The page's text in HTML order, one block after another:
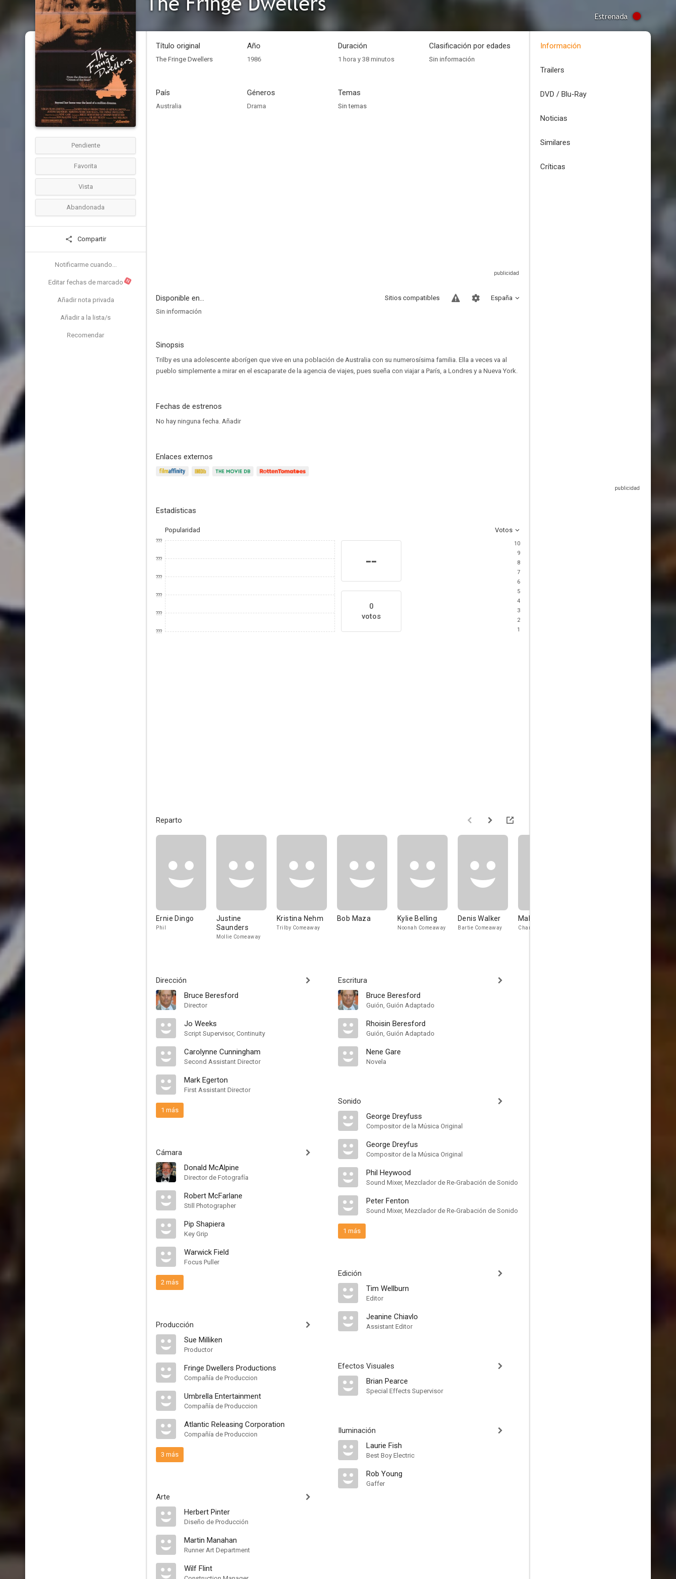
Estrenada
Pendiente
Favorita
Vista
Abandonada
Compartir
Notificarme cuando...
Editar fechas de marcado N
Añadir nota privada
Añadir a la lista/s
Recomendar
Título original
The Fringe Dwellers
Año
1986
Duración
1 hora y 38 minutos
Clasificación por edades
Sin información
País
Australia
Géneros
Drama
Temas
Sin temas
Disponible en... España
Sitios compatibles
Sin información
Sinopsis
Trilby es una adolescente aborígen que vive en una población de Australia con su numerosísima familia. Ella a veces va al
pueblo simplemente a mirar en el escaparate de la agencia de viajes, pues sueña con viajar a París, a Londres y a Nueva York.
Fechas de estrenos
No hay ninguna fecha. Añadir
Enlaces externos
Estadísticas
Popularidad Votos
???
???
???
???
???
???
--
0
votos
10
9
8
7
6
5
4
3
2
1
Reparto
Ernie Dingo
Phil
Justine
Saunders
Mollie Comeaway
Kristina Nehm
Trilby Comeaway
Bob Maza Kylie Belling
Noonah Comeaway
Denis Walker
Bartie Comeaway
Malcolm Silva
Charlie
Dirección
Bruce Beresford
Director
Jo Weeks
Script Supervisor, Continuity
Carolynne Cunningham
Second Assistant Director
Mark Egerton
First Assistant Director
1 más
Cámara
Donald McAlpine
Director de Fotografía
Robert McFarlane
Still Photographer
Pip Shapiera
Key Grip
Warwick Field
Focus Puller
2 más
Producción
Sue Milliken
Productor
Fringe Dwellers Productions
Compañía de Produccion
Umbrella Entertainment
Compañía de Produccion
Atlantic Releasing Corporation
Compañía de Produccion
3 más
Arte
Herbert Pinter
Diseño de Producción
Martin Manahan
Runner Art Department
Wilf Flint
Escritura
Bruce Beresford
Guión, Guión Adaptado
Rhoisin Beresford
Guión, Guión Adaptado
Nene Gare
Novela
Sonido
George Dreyfuss
Compositor de la Música Original
George Dreyfus
Compositor de la Música Original
Phil Heywood
Sound Mixer, Mezclador de Re-Grabación de Sonido
Peter Fenton
Sound Mixer, Mezclador de Re-Grabación de Sonido
1 más
Edición
Tim Wellburn
Editor
Jeanine Chiavlo
Assistant Editor
Efectos Visuales
Brian Pearce
Special Effects Supervisor
Iluminación
Laurie Fish
Best Boy Electric
Rob Young
Gaffer
Información
Trailers
DVD / Blu-Ray
Noticias
Similares
Críticas